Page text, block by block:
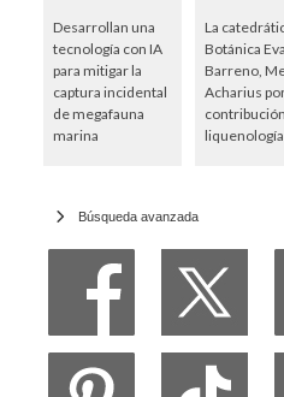
Desarrollan una
tecnología con IA
para mitigar la
captura incidental
de megafauna
marina
La
Botánica Eva
Barreno,
Acharius
liquenología
Búsqueda avanzada